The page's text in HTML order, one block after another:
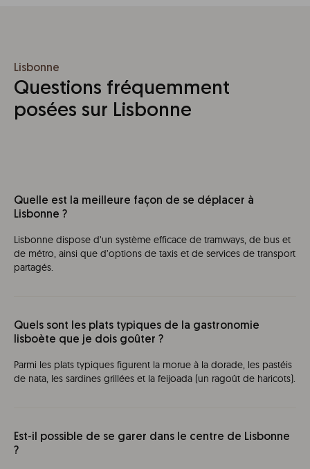
Lisbonne
Questions fréquemment
posées sur Lisbonne
Quelle est la meilleure façon de se déplacer à
Lisbonne ?
Lisbonne dispose d’un système efficace de tramways, de bus et
de métro, ainsi que d’options de taxis et de services de transport
partagés.
Quels sont les plats typiques de la gastronomie
lisboète que je dois goûter ?
Parmi les plats typiques figurent la morue à la dorade, les pastéis
de nata, les sardines grillées et la feijoada (un ragoût de haricots).
Est-il possible de se garer dans le centre de Lisbonne
?